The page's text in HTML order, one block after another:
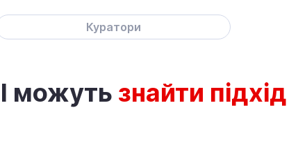
Куратори
можуть знайти пiдхiд